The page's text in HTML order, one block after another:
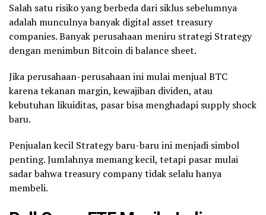
Salah satu risiko yang berbeda dari siklus sebelumnya
adalah munculnya banyak digital asset treasury
companies. Banyak perusahaan meniru strategi Strategy
dengan menimbun Bitcoin di balance sheet.
Jika perusahaan-perusahaan ini mulai menjual BTC
karena tekanan margin, kewajiban dividen, atau
kebutuhan likuiditas, pasar bisa menghadapi supply shock
baru.
Penjualan kecil Strategy baru-baru ini menjadi simbol
penting. Jumlahnya memang kecil, tetapi pasar mulai
sadar bahwa treasury company tidak selalu hanya
membeli.